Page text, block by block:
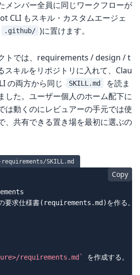
メンバー全員に同じワークフローが
CLI もスキル・カスタムエージェ
.github/ )に置けます。
トでは、requirements / design / t
スキルをリポジトリに入れて、Clau
の両方から同じ
SKILL.md
を読ま
した。ユーザー個人のホーム配下に
は動くのにレビュアーの手元では使
、共有できる置き場を最初に選ぶの
SKILL.md
Copy
要求仕様書(requirements.md)を作る。
requirements.md` を作成する。